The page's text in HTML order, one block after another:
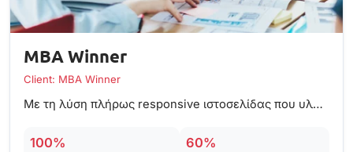
ΜΒΑ Winner
Client: MBA Winner
Με τη λύση πλήρως responsive ιστοσελίδας που υλοποιήσαμε, η MBA Winner κατάφερε να αυξήσει τα έσοδα κατά 60% και οι υπηρεσίες της έγιναν γνωστές σε ευρύτερο κοινό.
100% 60%